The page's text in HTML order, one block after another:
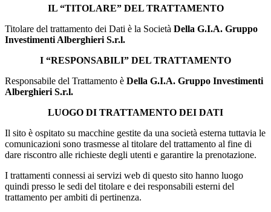
IL “TITOLARE” DEL TRATTAMENTO
Titolare del trattamento dei Dati è la Società Della G.I.A. Gruppo
Investimenti Alberghieri S.r.l.
I “RESPONSABILI” DEL TRATTAMENTO
Responsabile del Trattamento è Della G.I.A. Gruppo Investimenti
Alberghieri S.r.l.
LUOGO DI TRATTAMENTO DEI DATI
Il sito è ospitato su macchine gestite da una società esterna tuttavia le
comunicazioni sono trasmesse al titolare del trattamento al fine di
dare riscontro alle richieste degli utenti e garantire la prenotazione.
I trattamenti connessi ai servizi web di questo sito hanno luogo
quindi presso le sedi del titolare e dei responsabili esterni del
trattamento per ambiti di pertinenza.